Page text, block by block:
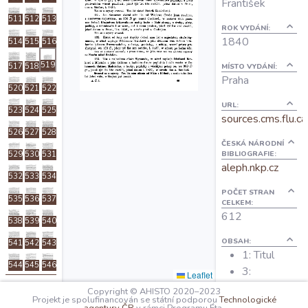
O projektu
Autoři
Nápověda
511 512 513
514 515 516
517 518 519
520 521 522
523 524 525
526 527 528
529 530 531
532 533 534
535 536 537
538 539 540
541 542 543
544 545 546
Registřjk
Pjsemnostj
Leaflet
František
ROK VYDÁNÍ:
1840
MÍSTO VYDÁNÍ:
Praha
URL:
ČESKÁ NÁRODNÍ
BIBLIOGRAFIE:
aleph.nkp.cz
POČET STRAN
CELKEM:
612
OBSAH:
1: Titul
3:
5: Psanj
Copyright © AHISTO 2020–2023
Projekt je spolufinancován se státní podporouTechnologické